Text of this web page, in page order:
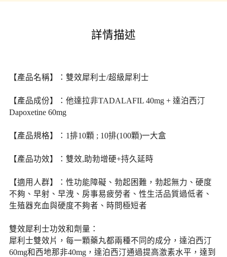
詳情描述
【產品名稱】：雙效犀利士/超級犀利士
【產品成份】：他達拉非TADALAFIL 40mg + 達泊西汀
Dapoxetine 60mg
【產品規格】：1排10顆 ; 10排(100顆)一大盒
【產品功效】：雙效,助勃增硬+持久延時
【適用人群】：性功能障礙、勃起困難，勃起無力、硬度
不夠、早射、早洩、房事易疲勞者、性生活品質過低者、
生殖器充血與硬度不夠者、時問極短者
雙效犀利士功效和劑量：
犀利士雙效片，每一顆藥丸都兩種不同的成分，達泊西汀
60mg和西地那非40mg，達泊西汀通過提高激素水平，達到